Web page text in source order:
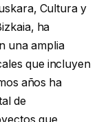
Cultura y
ha
una amplia
que incluyen
años ha
de